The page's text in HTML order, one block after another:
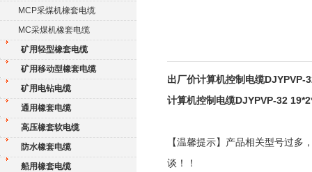
MCP采煤机橡套电缆
MC采煤机橡套电缆
矿用轻型橡套电缆
矿用移动型橡套电缆
矿用电钻电缆
通用橡套电缆
高压橡套软电缆
防水橡套电缆
船用橡套电缆
出厂价计算机控制电缆DJYPVP-
计算机控制电缆DJYPVP-32
【温馨提示】产品相关型号过
谈！！